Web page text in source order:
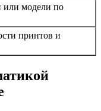
или модели по
принтов и